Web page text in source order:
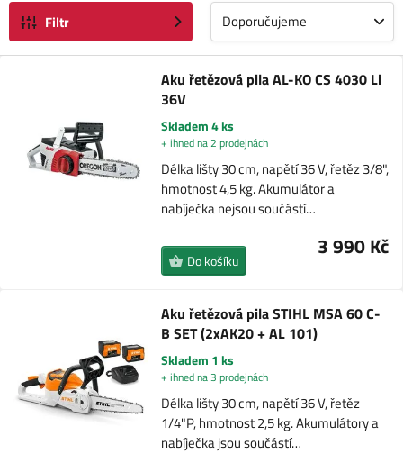
Filtr Doporučujeme
Aku řetězová pila AL-KO CS 4030 Li
36V
Skladem 4 ks
+ ihned na 2 prodejnách
Délka lišty 30 cm, napětí 36 V, řetěz 3/8",
hmotnost 4,5 kg. Akumulátor a
nabíječka nejsou součástí…
3 990 Kč
Do košíku
Aku řetězová pila STIHL MSA 60 C-
B SET (2xAK20 + AL 101)
Skladem 1 ks
+ ihned na 3 prodejnách
Délka lišty 30 cm, napětí 36 V, řetěz
1/4"P, hmotnost 2,5 kg. Akumulátory a
nabíječka jsou součástí…